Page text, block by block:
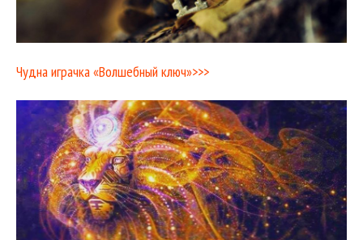
Чудна играчка «Волшебный ключ»>>>